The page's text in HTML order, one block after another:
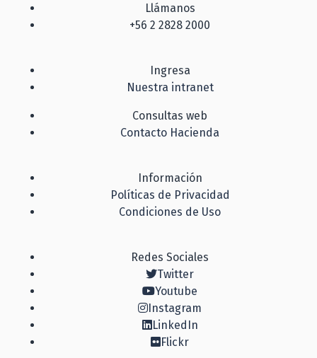
Llámanos
+56 2 2828 2000
Ingresa
Nuestra intranet
Consultas web
Contacto Hacienda
Información
Políticas de Privacidad
Condiciones de Uso
Redes Sociales
Twitter
Youtube
Instagram
LinkedIn
Flickr